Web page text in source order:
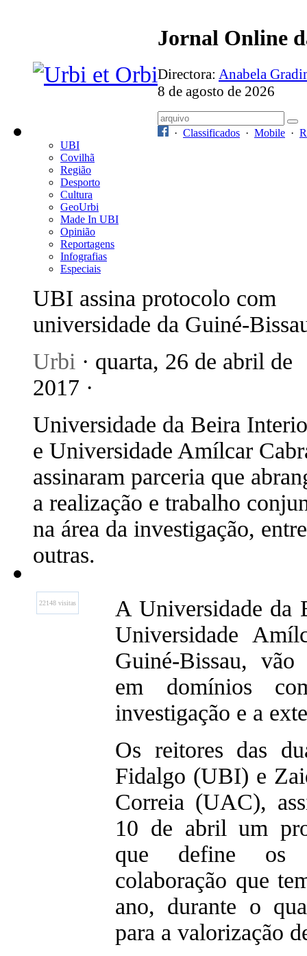
Jornal Online
Directora: Anabela
8 de agosto de 2026
· Classificados · Mobile ·
UBI
Covilhã
Região
Desporto
Cultura
GeoUrbi
Made In UBI
Opinião
Reportagens
Infografias
Especiais
UBI assina protocolo com
universidade da Guiné-
Urbi · quarta, 26 de abril de
2017 ·
Universidade da Beira
e Universidade Amílcar
assinaram parceria que
a realização e trabalho
na área da investigação, entre
outras.
22148 visitas
A Universidade
Universidade
Guiné-Bissau,
em domínios
investigação e a
Os reitores das
Fidalgo (UBI) e
Correia (UAC),
10 de abril um
que define os
colaboração que
ano, durante o
para a valorização